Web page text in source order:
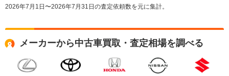
2026年7月1日〜2026年7月31日の査定依頼数を元に集計。
メーカーから中古車買取・査定相場を調べる